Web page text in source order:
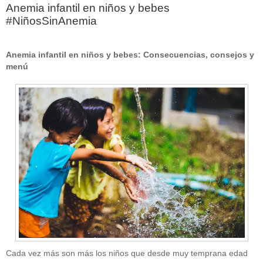
ADMINISTRAR
Anemia infantil en niños y bebes
#NiñosSinAnemia
Anemia infantil en niños y bebes: Consecuencias, consejos y
menú
Cada vez más son más los niños que desde muy temprana edad